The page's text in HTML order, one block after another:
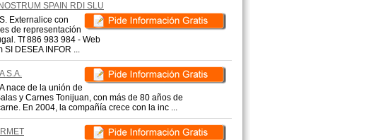
SPAIN RDI SLU
Externalice con
de representación
Tf 886 983 984 - Web
DESEA INFOR ...
S.A.
nace de la unión de
y Carnes Tonijuan, con más de 80 años de
En 2004, la compañía crece con la inc ...